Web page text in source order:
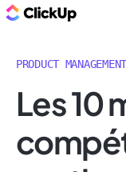
PRODUCT MANAGEMENT
Les 10